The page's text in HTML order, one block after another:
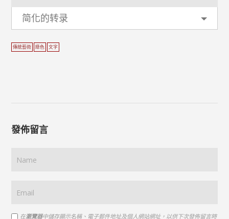
简化的转录
傳統藝術 綠色 文字
發佈留言
在瀏覽器中儲存顯示名稱、電子郵件地址及個人網站網址，以供下次發佈留言時